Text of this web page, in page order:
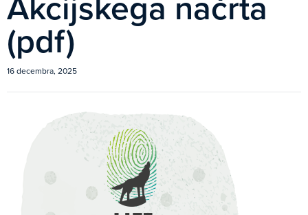
(pdf)
16 decembra, 2025